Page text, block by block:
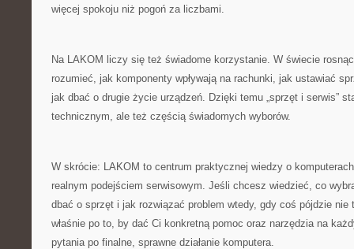
więcej spokoju niż pogoń za liczbami.
Na LAKOM liczy się też świadome korzystanie. W świecie
rozumieć, jak komponenty wpływają na rachunki, jak ustawiać
jak dbać o drugie życie urządzeń. Dzięki temu „sprzęt i serwis”
technicznym, ale też częścią świadomych wyborów.
W skrócie: LAKOM to centrum praktycznej wiedzy o
realnym podejściem serwisowym. Jeśli chcesz wiedzieć, co
dbać o sprzęt i jak rozwiązać problem wtedy, gdy coś pójdzie nie
właśnie po to, by dać Ci konkretną pomoc oraz narzędzia na
pytania po finalne, sprawne działanie komputera.